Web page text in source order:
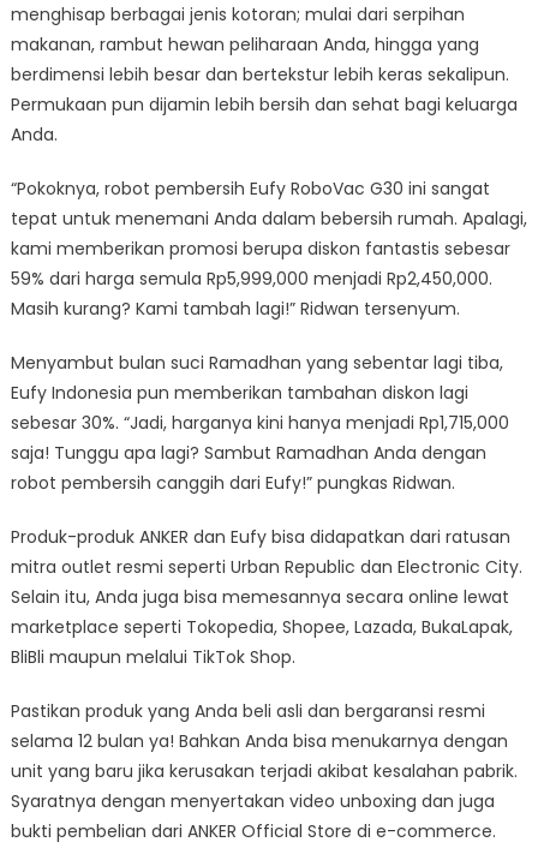
menghisap berbagai jenis kotoran; mulai dari serpihan
makanan, rambut hewan peliharaan Anda, hingga yang
berdimensi lebih besar dan bertekstur lebih keras sekalipun.
Permukaan pun dijamin lebih bersih dan sehat bagi keluarga
Anda.
“Pokoknya, robot pembersih Eufy RoboVac G30 ini sangat
tepat untuk menemani Anda dalam bebersih rumah. Apalagi,
kami memberikan promosi berupa diskon fantastis sebesar
59% dari harga semula Rp5,999,000 menjadi Rp2,450,000.
Masih kurang? Kami tambah lagi!” Ridwan tersenyum.
Menyambut bulan suci Ramadhan yang sebentar lagi tiba,
Eufy Indonesia pun memberikan tambahan diskon lagi
sebesar 30%. “Jadi, harganya kini hanya menjadi Rp1,715,000
saja! Tunggu apa lagi? Sambut Ramadhan Anda dengan
robot pembersih canggih dari Eufy!” pungkas Ridwan.
Produk-produk ANKER dan Eufy bisa didapatkan dari ratusan
mitra outlet resmi seperti Urban Republic dan Electronic City.
Selain itu, Anda juga bisa memesannya secara online lewat
marketplace seperti Tokopedia, Shopee, Lazada, BukaLapak,
BliBli maupun melalui TikTok Shop.
Pastikan produk yang Anda beli asli dan bergaransi resmi
selama 12 bulan ya! Bahkan Anda bisa menukarnya dengan
unit yang baru jika kerusakan terjadi akibat kesalahan pabrik.
Syaratnya dengan menyertakan video unboxing dan juga
bukti pembelian dari ANKER Official Store di e-commerce.